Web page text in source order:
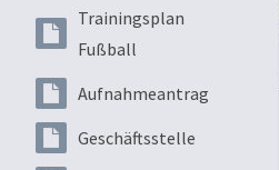
Trainingsplan
Fußball
Aufnahmeantrag
Geschäftsstelle